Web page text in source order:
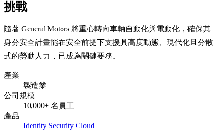
挑戰
隨著 General Motors 將重心轉向車輛自動化與電動化，確保其
身分安全計畫能在安全前提下支援具高度動態、現代化且分散
式的勞動人力，已成為關鍵要務。
產業
製造業
公司規模
10,000+ 名員工
產品
Identity Security Cloud